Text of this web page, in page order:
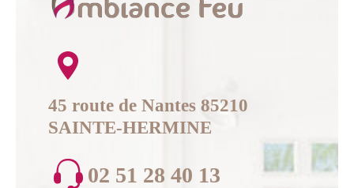
45 route de Nantes 85210
SAINTE-HERMINE
02 51 28 40 13